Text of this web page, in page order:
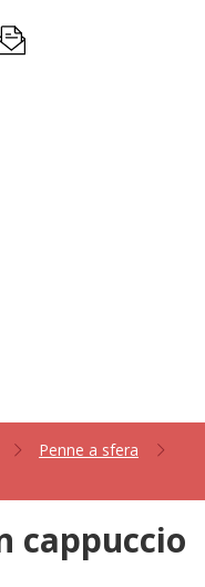
Penne a sfera
cappuccio